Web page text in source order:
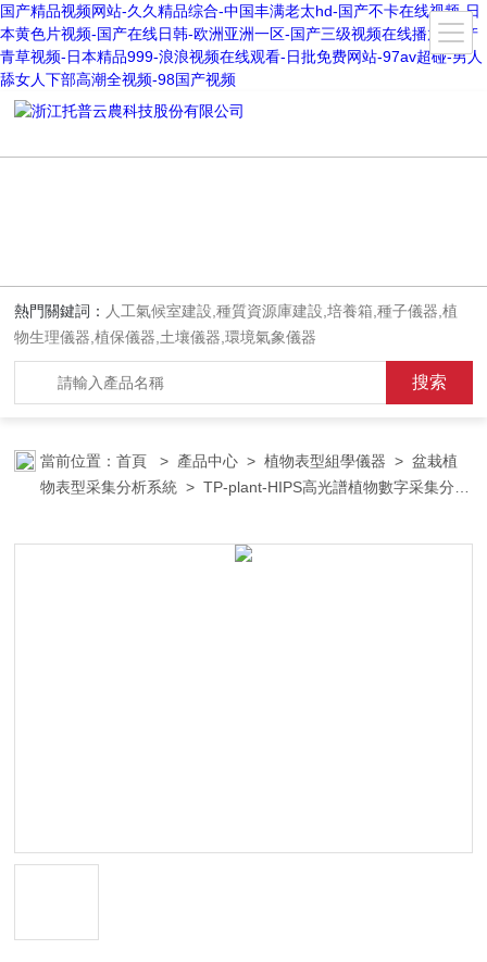
国产精品视频网站-久久精品综合-中国丰满老太hd-国产不卡在线视频-日
本黄色片视频-国产在线日韩-欧洲亚洲一区-国产三级视频在线播放-国产
青草视频-日本精品999-浪浪视频在线观看-日批免费网站-97av超碰-男人
舔女人下部高潮全视频-98国产视频
熱門關鍵詞： 人工氣候室建設,種質資源庫建設,培養箱,種子儀器,植
物生理儀器,植保儀器,土壤儀器,環境氣象儀器
當前位置：首頁 > 產品中心 >植物表型組學儀器 >盆栽植
物表型采集分析系統 > TP-plant-HIPS高光譜植物數字采集分析